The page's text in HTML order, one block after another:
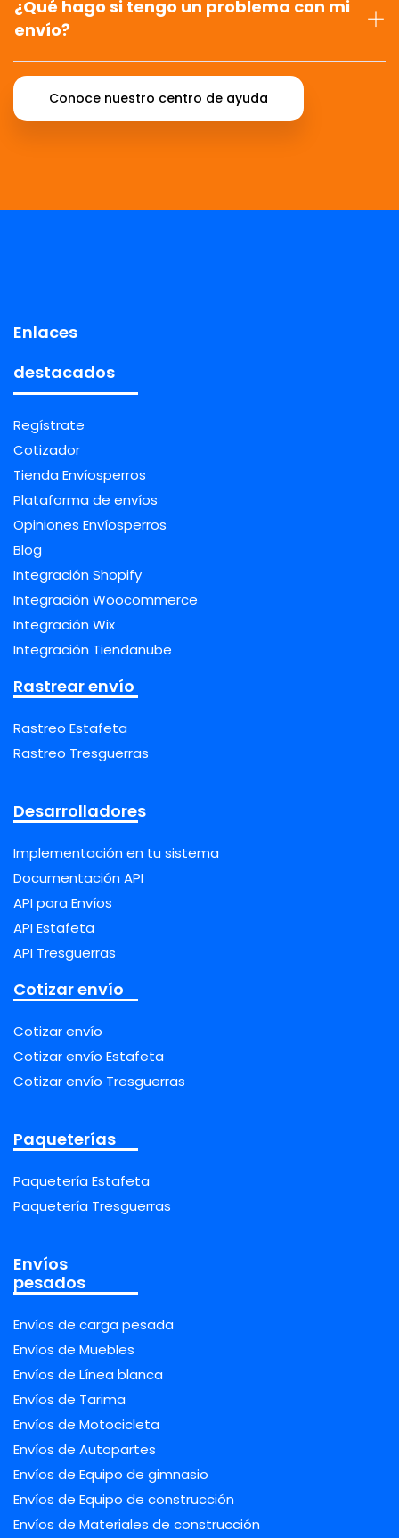
¿Qué hago si tengo un problema con mi
envío?
Conoce nuestro centro de ayuda
Enlaces
destacados
Regístrate
Cotizador
Tienda Envíosperros
Plataforma de envíos
Opiniones Envíosperros
Blog
Integración Shopify
Integración Woocommerce
Integración Wix
Integración Tiendanube
Rastrear envío
Rastreo Estafeta
Rastreo Tresguerras
Desarrolladores
Implementación en tu sistema
Documentación API
API para Envíos
API Estafeta
API Tresguerras
Cotizar envío
Cotizar envío
Cotizar envío Estafeta
Cotizar envío Tresguerras
Paqueterías
Paquetería Estafeta
Paquetería Tresguerras
Envíos
pesados
Envíos de carga pesada
Envíos de Muebles
Envíos de Línea blanca
Envíos de Tarima
Envíos de Motocicleta
Envíos de Autopartes
Envíos de Equipo de gimnasio
Envíos de Equipo de construcción
Envíos de Materiales de construcción